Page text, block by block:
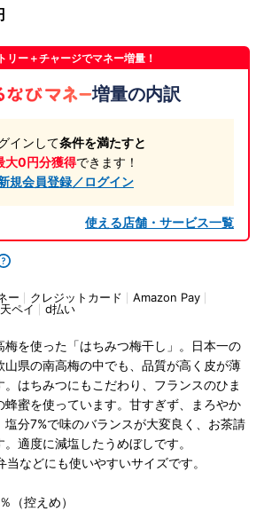
リー＋チャージでマネー増量！
増量の内訳
インして条件を満たすと
大0円分獲得できます！
規会員登録／ログイン
使える店舗・サービス一覧
ー クレジットカード
Amazon Pay
ペイ d払い
梅を使った「はちみつ梅干し」。日本一の
山県の南高梅の中でも、品質が高く皮が薄
はちみつにもこだわり、フランスのひま
蜂蜜を使っています。甘すぎず、まろやか
塩分7%で味のバランスが大変良く、お茶請
適度に減塩したうめぼしです。
などにも使いやすいサイズです。
控えめ）